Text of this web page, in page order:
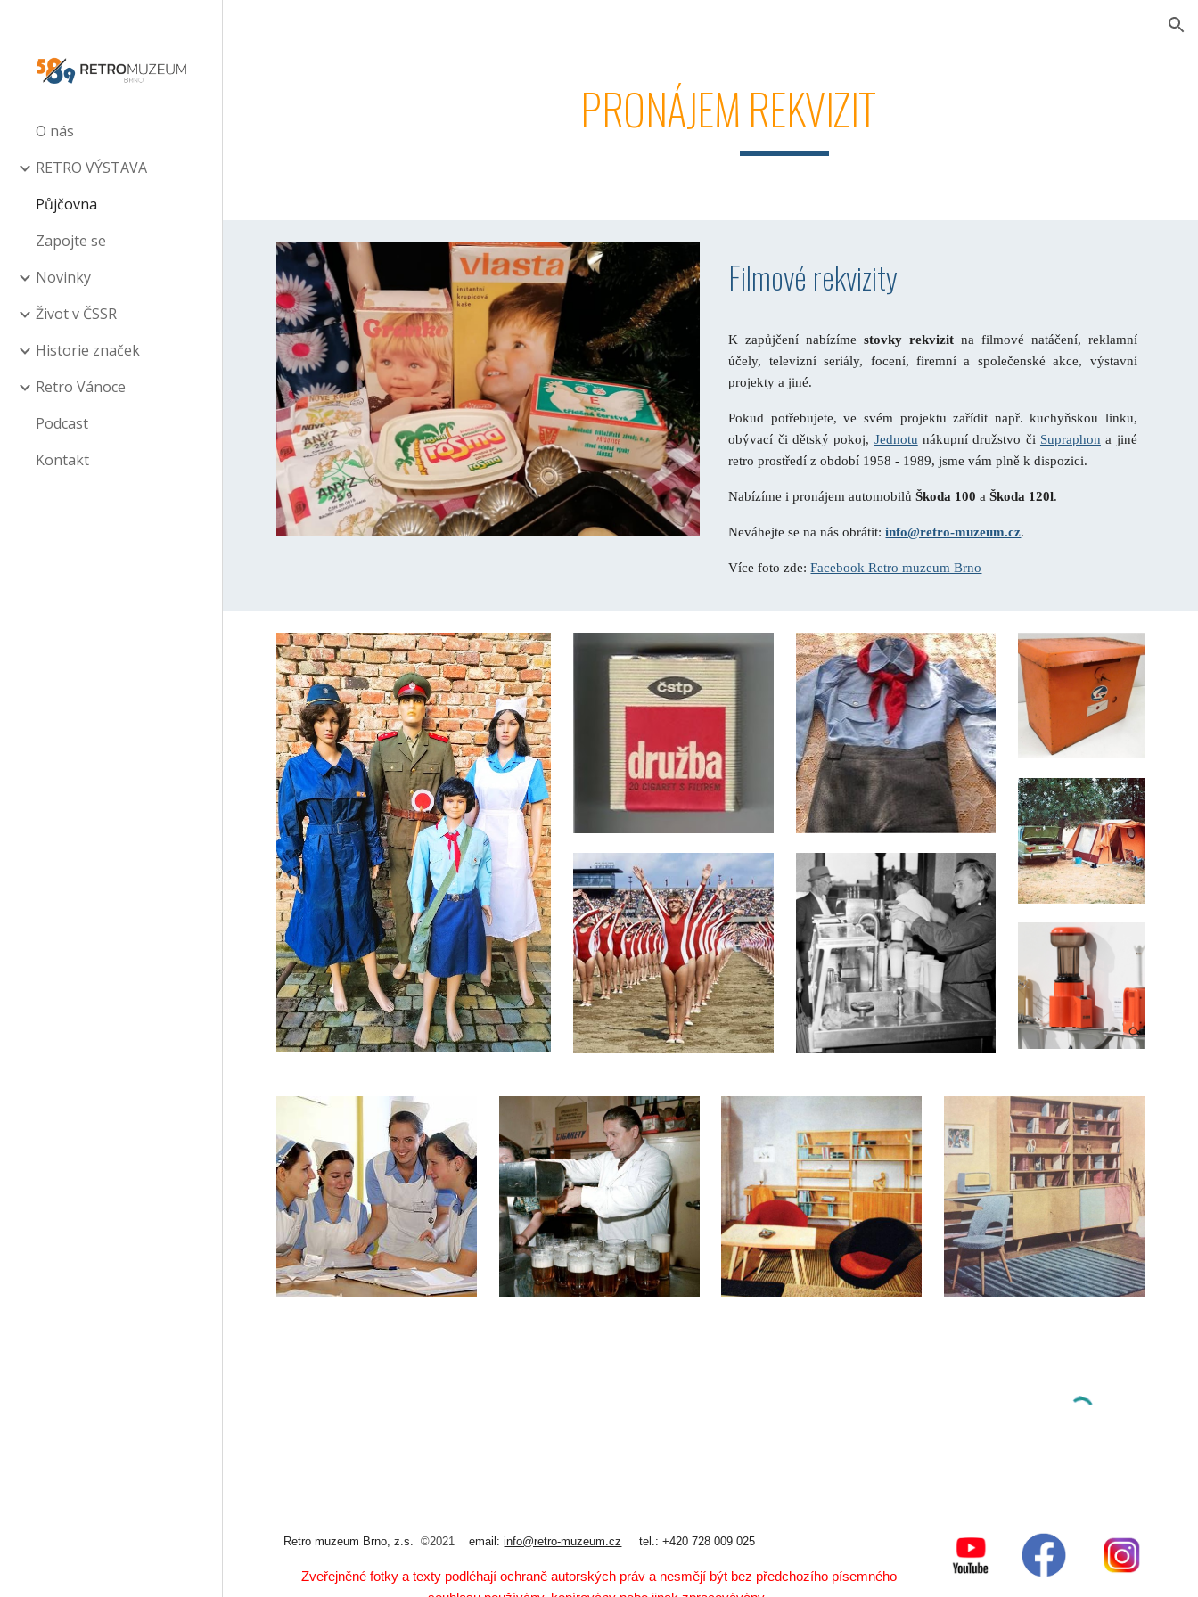
O nás
RETRO VÝSTAVA
Půjčovna
Zapojte se
Novinky
Život v ČSSR
Historie značek
Retro Vánoce
Podcast
Kontakt
PRONÁJEM REKVIZIT
Filmové rekvizity
K zapůjčenínabízímestovky rekvizit na filmové natáčení, reklamní
účely, televizní seriály, focení, firemní a společenské akce, výstavní
projekty a jiné.
Pokud potřebujete, ve svém projektu zařídit např. kuchyňskou linku,
obývací či dětský pokoj, Jednotu nákupní družstvo či Supraphon a jiné
retro prostředí z období 1958 - 1989, jsme vám plně k dispozici.
Nabízíme i pronájem automobilů Škoda 100 aŠkoda 120l.
Neváhejte se na nás obrátit:info@retro-muzeum.cz.
Více foto zde:Facebook Retro muzeum Brno
Retro muzeum Brno, z.s.©2021email:info@retro-muzeum.cz tel.: +420 728 009 025
Zveřejněné fotky a texty podléhají ochraně autorských práv a nesmějí být bez předchozího písemného